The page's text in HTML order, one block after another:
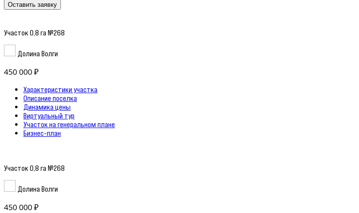
Оставить заявку
Участок 0,8 га №268
Долина Волги
450 000 ₽
Характеристики участка
Описание поселка
Динамика цены
Виртуальный тур
Участок на генеральном плане
Бизнес-план
Участок 0,8 га №268
Долина Волги
450 000 ₽